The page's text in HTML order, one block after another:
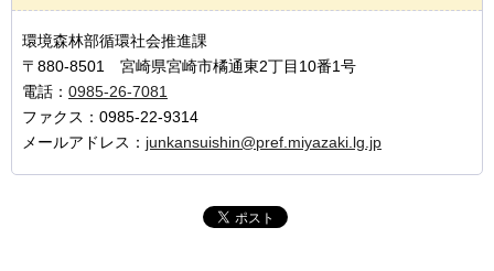
環境森林部循環社会推進課
〒880-8501 宮崎県宮崎市橘通東2丁目10番1号
電話： 0985-26-7081
ファクス：0985-22-9314
メールアドレス： junkansuishin@pref.miyazaki.lg.jp